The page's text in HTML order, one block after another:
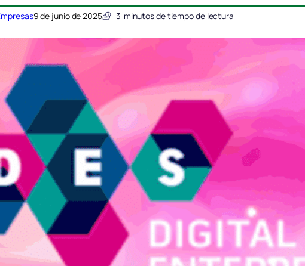
9 de junio de 2025 3 minutos de tiempo de lectura